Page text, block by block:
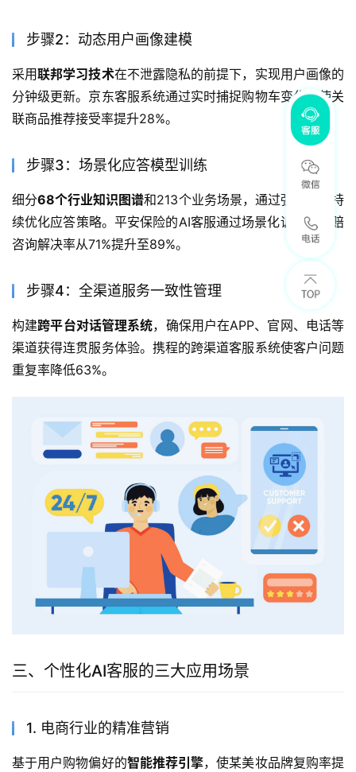
步骤2：动态用户画像建模
采用联邦学习技术在不泄露隐私的前提下，实现用户画像的
分钟级更新。京东客服系统通过实时捕捉购物车变化，使关
联商品推荐接受率提升28%。
步骤3：场景化应答模型训练
细分68个行业知识图谱和213个业务场景，通过强化学习持
续优化应答策略。平安保险的AI客服通过场景化训练，理赔
咨询解决率从71%提升至89%。
步骤4：全渠道服务一致性管理
构建跨平台对话管理系统，确保用户在APP、官网、电话等
渠道获得连贯服务体验。携程的跨渠道客服系统使客户问题
重复率降低63%。
三、个性化AI客服的三大应用场景
1. 电商行业的精准营销
基于用户购物偏好的智能推荐引擎，使某美妆品牌复购率提